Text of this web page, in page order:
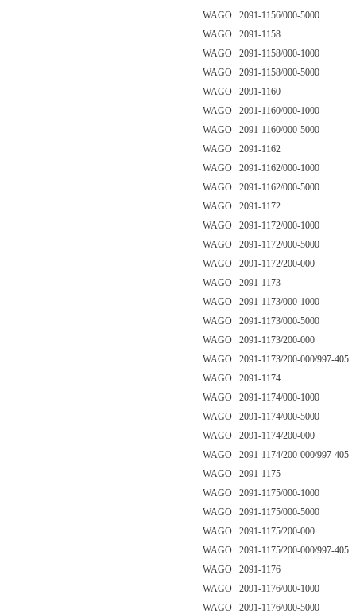
WAGO 2091-1156/000-5000
WAGO 2091-1158
WAGO 2091-1158/000-1000
WAGO 2091-1158/000-5000
WAGO 2091-1160
WAGO 2091-1160/000-1000
WAGO 2091-1160/000-5000
WAGO 2091-1162
WAGO 2091-1162/000-1000
WAGO 2091-1162/000-5000
WAGO 2091-1172
WAGO 2091-1172/000-1000
WAGO 2091-1172/000-5000
WAGO 2091-1172/200-000
WAGO 2091-1173
WAGO 2091-1173/000-1000
WAGO 2091-1173/000-5000
WAGO 2091-1173/200-000
WAGO 2091-1173/200-000/997-405
WAGO 2091-1174
WAGO 2091-1174/000-1000
WAGO 2091-1174/000-5000
WAGO 2091-1174/200-000
WAGO 2091-1174/200-000/997-405
WAGO 2091-1175
WAGO 2091-1175/000-1000
WAGO 2091-1175/000-5000
WAGO 2091-1175/200-000
WAGO 2091-1175/200-000/997-405
WAGO 2091-1176
WAGO 2091-1176/000-1000
WAGO 2091-1176/000-5000